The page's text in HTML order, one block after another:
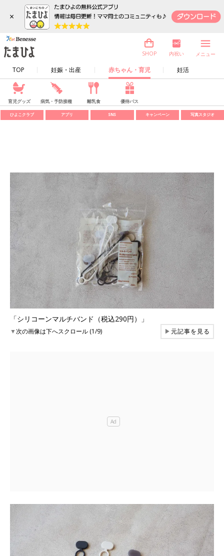
×
TOP 妊娠・出産 赤ちゃん・育児 妊活
SHOP 内祝い メニュー
育児グッズ 病気・予防接種 離乳食 優待パス
ひよこクラブ アプリ SNS キャンペーン 写真スタジオ
「シリコーンマルチバンド（税込290円）」
▼次の画像は下へスクロール (1/9) ▶元記事を見る